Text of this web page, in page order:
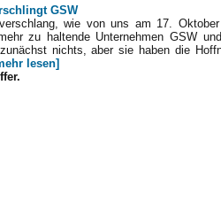
GSW
wie von uns am 17.
zu haltende Unter­nehmen GSW
nichts, aber sie haben die
lesen]